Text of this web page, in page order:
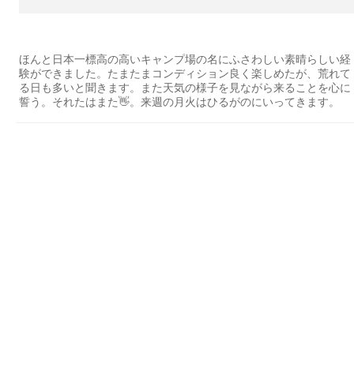
ほんと日本一標高の高いキャンプ場の名にふさわしい素晴らしい経
験ができました。たまたまコンディション良く楽しめたが、荒れて
る日も多いと聞きます。また天気の様子を見ながら来ることを心に
誓う。それたはまた👋。来週の月火はひるがのにいってきます。